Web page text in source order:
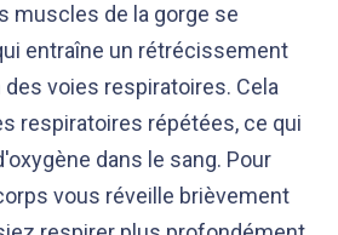
muscles de la gorge se
entraîne un rétrécissement
voies respiratoires. Cela
respiratoires répétées, ce qui
dans le sang. Pour
vous réveille brièvement